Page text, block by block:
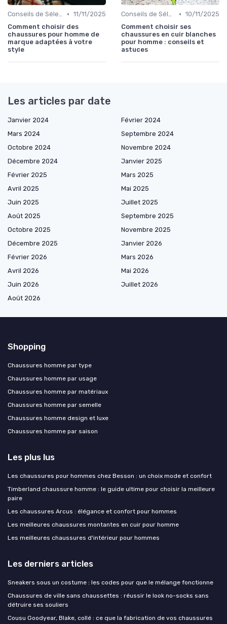
Conseils de Sélection • 11/11/2025
Comment choisir des
chaussures pour homme de
marque adaptées à votre
style
Conseils de Sélection • 10/11/2025
Comment choisir ses
chaussures en cuir blanches
pour homme : conseils et
astuces
Les articles par date
Janvier 2024
Février 2024
Mars 2024
Septembre 2024
Octobre 2024
Novembre 2024
Décembre 2024
Janvier 2025
Février 2025
Mars 2025
Avril 2025
Mai 2025
Juin 2025
Juillet 2025
Août 2025
Septembre 2025
Octobre 2025
Novembre 2025
Décembre 2025
Janvier 2026
Février 2026
Mars 2026
Avril 2026
Mai 2026
Juin 2026
Juillet 2026
Août 2026
Shopping
Chaussures homme par type
Chaussures homme par usage
Chaussures homme par matériaux
Chaussures homme par semelle
Chaussures homme design et luxe
Chaussures homme par saison
Les plus lus
Les chaussures pour hommes chez Besson : un choix mode et confort
Timberland chaussure homme : le guide ultime pour choisir la meilleure
paire
Les chaussures Arcus : élégance et confort pour hommes
Les meilleures chaussures montantes en cuir pour homme
Les meilleures chaussures d'intérieur pour hommes
Les derniers articles
Sneakers sous un costume : les codes pour que le mélange fonctionne
Chaussures de ville sans chaussettes : réussir le look no-socks sans
détruire ses souliers
Cousu Goodyear, Blake, collé : ce que la fabrication de vos chaussures